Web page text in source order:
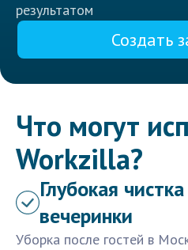
результатом
Создать
Что могут
Workzilla?
Глубокая
вечеринки
Уборка после гостей в